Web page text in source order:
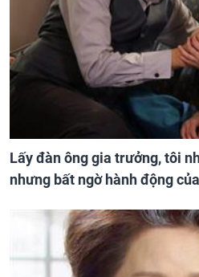
Lấy đàn ông gia trưởng, tôi
nhưng bất ngờ hành động